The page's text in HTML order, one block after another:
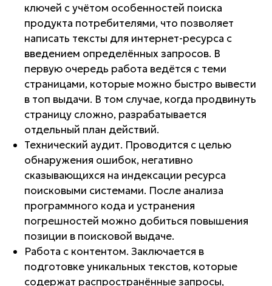
ключей с учётом особенностей поиска
продукта потребителями, что позволяет
написать тексты для интернет-ресурса с
введением определённых запросов. В
первую очередь работа ведётся с теми
страницами, которые можно быстро вывести
в топ выдачи. В том случае, когда продвинуть
страницу сложно, разрабатывается
отдельный план действий.
Технический аудит. Проводится с целью
обнаружения ошибок, негативно
сказывающихся на индексации ресурса
поисковыми системами. После анализа
программного кода и устранения
погрешностей можно добиться повышения
позиции в поисковой выдаче.
Работа с контентом. Заключается в
подготовке уникальных текстов, которые
содержат распространённые запросы,